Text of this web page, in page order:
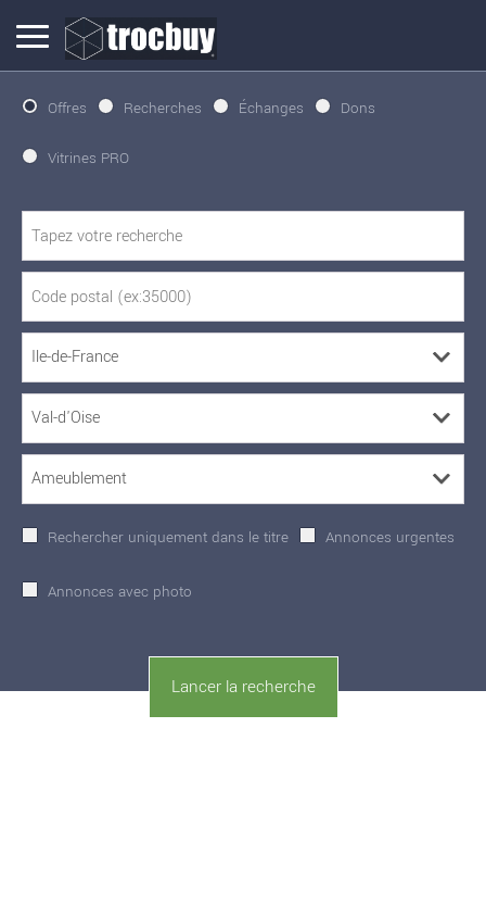
Offres Recherches Échanges Dons
Vitrines PRO
Rechercher uniquement dans le titre Annonces urgentes
Annonces avec photo